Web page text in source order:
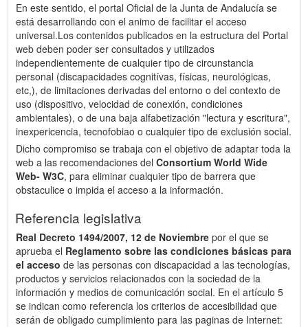
En este sentido, el portal Oficial de la Junta de Andalucía se
está desarrollando con el animo de facilitar el acceso
universal.Los contenidos publicados en la estructura del Portal
web deben poder ser consultados y utilizados
independientemente de cualquier tipo de circunstancia
personal (discapacidades cognitívas, físicas, neurológicas,
etc,), de limitaciones derivadas del entorno o del contexto de
uso (dispositivo, velocidad de conexión, condiciones
ambientales), o de una baja alfabetización "lectura y escritura",
inexpericencia, tecnofobiao o cualquier tipo de exclusión social.
Dicho compromiso se trabaja con el objetivo de adaptar toda la
web a las recomendaciones del Consortium World Wide
Web- W3C, para eliminar cualquier tipo de barrera que
obstaculice o impida el acceso a la información.
Referencia legislativa
Real Decreto 1494/2007, 12 de Noviembre por el que se
aprueba el Reglamento sobre las condiciones básicas para
el acceso de las personas con discapacidad a las tecnologías,
productos y servicios relacionados con la sociedad de la
información y medios de comunicación social. En el artículo 5
se indican como referencia los criterios de accesibilidad que
serán de obligado cumplimiento para las paginas de Internet: